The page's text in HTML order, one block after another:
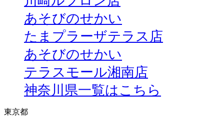
あそびのせかい
たまプラーザテラス店
あそびのせかい
テラスモール湘南店
神奈川県一覧はこちら
東京都